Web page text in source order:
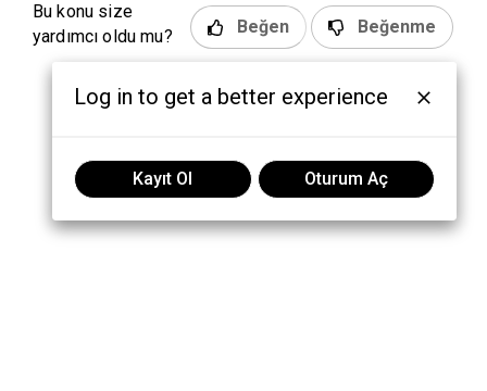
Bu konu size
yardımcı oldu mu?
Beğen Beğenme
Log in to get a better experience
Kayıt Ol Oturum Aç